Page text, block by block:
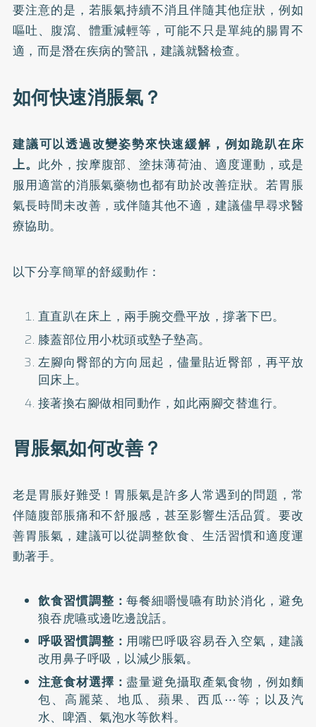
要注意的是，若脹氣持續不消且伴隨其他症狀，例如
嘔吐、腹瀉、體重減輕等，可能不只是單純的腸胃不
適，而是潛在疾病的警訊，建議就醫檢查。
如何快速消脹氣？
建議可以透過改變姿勢來快速緩解，例如跪趴在床
上。 此外，按摩腹部、塗抹薄荷油、適度運動，或是
服用適當的消脹氣藥物也都有助於改善症狀。若胃脹
氣長時間未改善，或伴隨其他不適，建議儘早尋求醫
療協助。
以下分享簡單的舒緩動作：
直直趴在床上，兩手腕交疊平放，撐著下巴。
膝蓋部位用小枕頭或墊子墊高。
左腳向臀部的方向屈起，儘量貼近臀部，再平放
回床上。
接著換右腳做相同動作，如此兩腳交替進行。
胃脹氣如何改善？
老是胃脹好難受！ 胃脹氣是許多人常遇到的問題，常
伴隨腹部脹痛和不舒服感，甚至影響生活品質。要改
善胃脹氣，建議可以從調整飲食、生活習慣和適度運
動著手。
飲食習慣調整：每餐細嚼慢嚥有助於消化，避免
狼吞虎嚥或邊吃邊說話。
呼吸習慣調整：用嘴巴呼吸容易吞入空氣，建議
改用鼻子呼吸，以減少脹氣。
注意食材選擇：盡量避免攝取產氣食物 ，例如麵
包、高麗菜、地瓜、蘋果、西瓜⋯等；以及汽
水、啤酒、氣泡水等飲料。